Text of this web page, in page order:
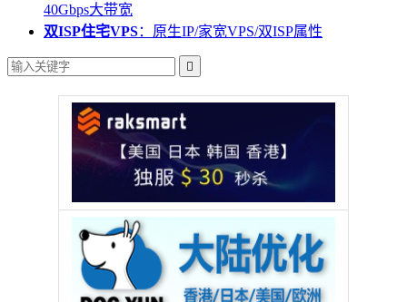
40Gbps大带宽
双ISP住宅VPS：原生IP/家宽VPS/双ISP属性
